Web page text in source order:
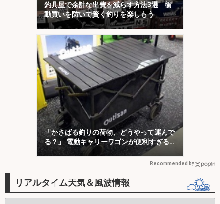
釣具屋で余計な出費を減らす方法3選 衝
動買いを防いで賢く釣りを楽しもう
「かさばる釣りの荷物、どうやって運んで
る？」 電動キャリーワゴンが便利すぎる
Recommended by
リアルタイム天気＆風波情報